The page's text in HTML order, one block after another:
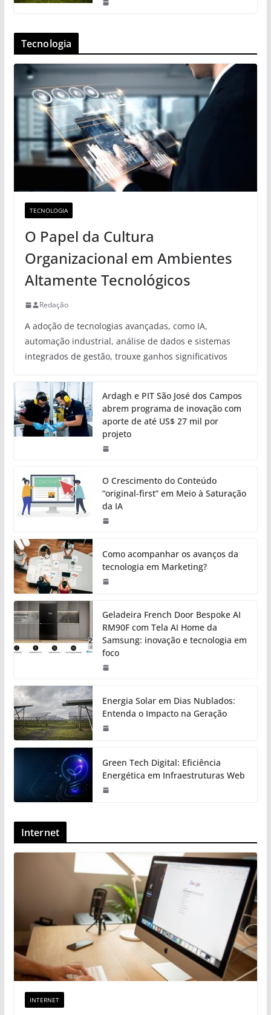
Tecnologia
TECNOLOGIA
O Papel da Cultura
Organizacional em Ambientes
Altamente Tecnológicos
Redação
A adoção de tecnologias avançadas, como IA,
automação industrial, análise de dados e sistemas
integrados de gestão, trouxe ganhos significativos
Ardagh e PIT São José dos Campos
abrem programa de inovação com
aporte de até US$ 27 mil por
projeto
O Crescimento do Conteúdo
“original-first” em Meio à Saturação
da IA
Como acompanhar os avanços da
tecnologia em Marketing?
Geladeira French Door Bespoke AI
RM90F com Tela AI Home da
Samsung: inovação e tecnologia em
foco
Energia Solar em Dias Nublados:
Entenda o Impacto na Geração
Green Tech Digital: Eficiência
Energética em Infraestruturas Web
Internet
INTERNET